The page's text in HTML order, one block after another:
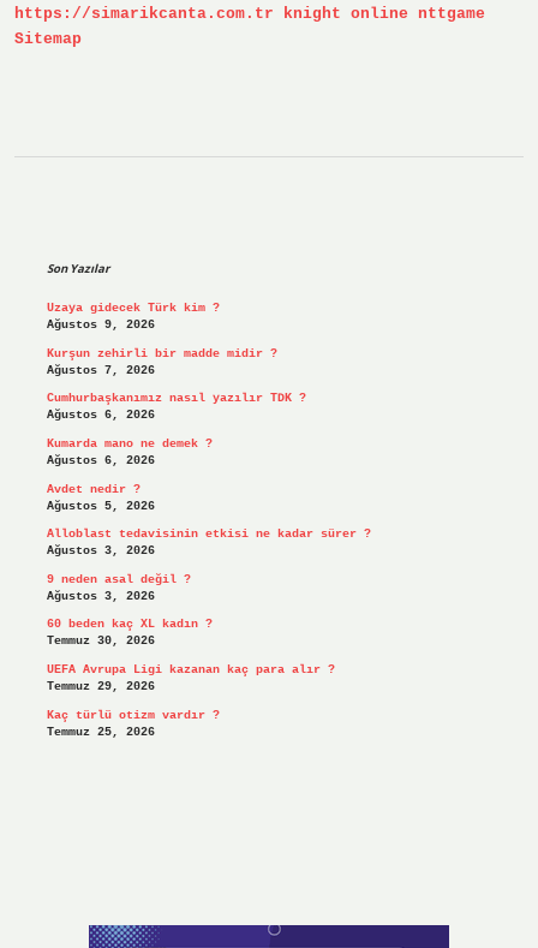
https://simarikcanta.com.tr
knight online
nttgame
Sitemap
Son Yazılar
Uzaya gidecek Türk kim ?
Ağustos 9, 2026
Kurşun zehirli bir madde midir ?
Ağustos 7, 2026
Cumhurbaşkanımız nasıl yazılır TDK ?
Ağustos 6, 2026
Kumarda mano ne demek ?
Ağustos 6, 2026
Avdet nedir ?
Ağustos 5, 2026
Alloblast tedavisinin etkisi ne kadar sürer ?
Ağustos 3, 2026
9 neden asal değil ?
Ağustos 3, 2026
60 beden kaç XL kadın ?
Temmuz 30, 2026
UEFA Avrupa Ligi kazanan kaç para alır ?
Temmuz 29, 2026
Kaç türlü otizm vardır ?
Temmuz 25, 2026